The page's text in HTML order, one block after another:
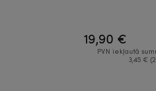
19,90 €
PVN iekļautā
3,45 €